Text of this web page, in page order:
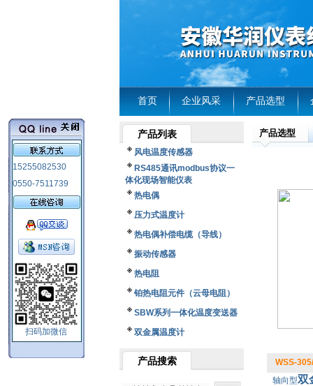
首页 企业风采 产品选型
15255082530
0550-7511739
扫码加微信
产品列表
风电温度传感器
RS485通讯modbus协议一
体化现场智能仪表
热电偶
压力式温度计
热电偶补偿电缆（导线）
振动传感器
热电阻
铂热电阻元件（云母电阻）
SBW系列一体化温度变送器
双金属温度计
产品搜索
产品选型
WSS-
轴向型双